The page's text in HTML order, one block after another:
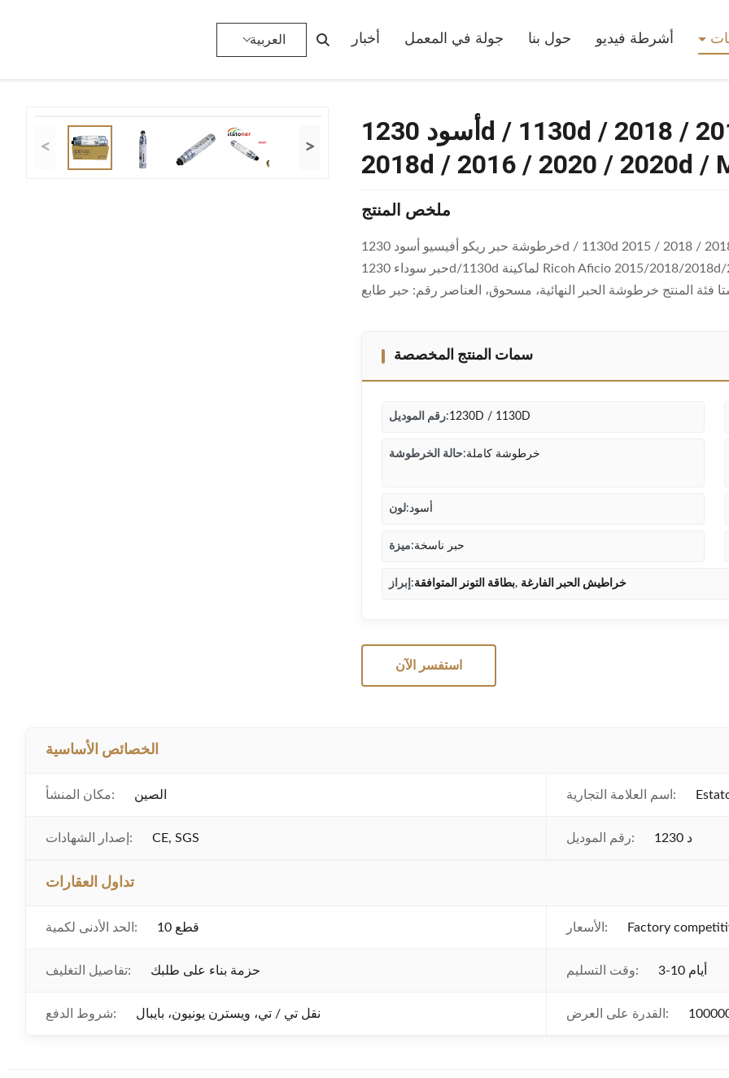
أشرطة فيديو حول بنا جولة في المعمل أخبار العربية
خرطوشة حبر ناسخة >
< >
أسود 1230d / 1130d ريكو أكسيو طونر كارترج 2015 / 2018 /
2018d / 2016 / 2020 / 2020d
ملخص المنتج
خرطوشة حبر ريكو أفيسيو أسود 1230d / 1130d 2015 / 2018 / 2018d / 2016 / 2020 / 2020d / MP1500 وصف المنتج:خرطوشة
حبر سوداء 1230d/1130d لماكينة Ricoh Aficio 2015/2018/2018d/2016/ 2020/2020d/MP1500 معلومات التفاصيل اسم العلامة
سمات المنتج المخصصة
رقم الموديل:1230D / 1130D
حالة الخرطوشة:خرطوشة كاملة
لون:أسود
ميزة:حبر ناسخة
إبراز:بطاقة التونر المتوافقة, خراطيش الحبر الفارغة
استفسر الآن
الخصائص الأساسية
مكان المنشأ: الصين اسم العلامة التجارية:
إصدار الشهادات: CE, SGS رقم الموديل: 1230 د
تداول العقارات
الحد الأدنى لكمية: 10 قطع الأسعار: Factory
تفاصيل التغليف: حزمة بناء على طلبك وقت التسليم: 3-10 أيام
شروط الدفع: نقل تي / تي، ويسترن يونيون، بايبال القدرة على العرض: